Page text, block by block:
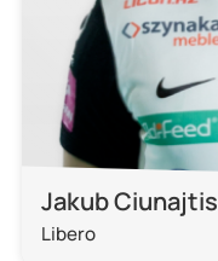
Jakub Ciunajtis
Libero